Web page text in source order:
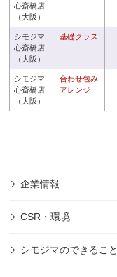
心斎橋店
（大阪）
シモジマ
心斎橋店
（大阪）
基礎クラス
シモジマ
心斎橋店
（大阪）
合わせ包み
アレンジ
企業情報
CSR・環境
シモジマのできること